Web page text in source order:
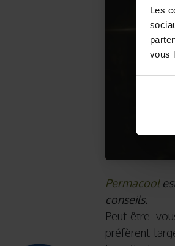
Les
vous
Permacool
conseils.
Peut-être
préfèrent